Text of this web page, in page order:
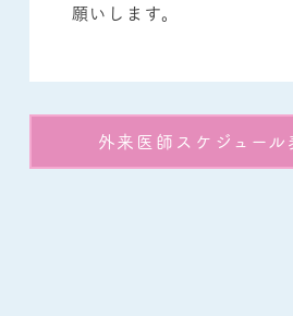
願いします。
外来医師スケジュール